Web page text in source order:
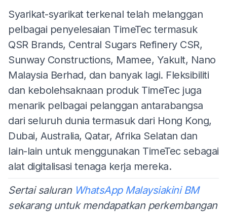
Syarikat-syarikat terkenal telah melanggan
pelbagai penyelesaian TimeTec termasuk
QSR Brands, Central Sugars Refinery CSR,
Sunway Constructions, Mamee, Yakult, Nano
Malaysia Berhad, dan banyak lagi. Fleksibiliti
dan kebolehsaknaan produk TimeTec juga
menarik pelbagai pelanggan antarabangsa
dari seluruh dunia termasuk dari Hong Kong,
Dubai, Australia, Qatar, Afrika Selatan dan
lain-lain untuk menggunakan TimeTec sebagai
alat digitalisasi tenaga kerja mereka.
Sertai saluran WhatsApp Malaysiakini BM
sekarang untuk mendapatkan perkembangan